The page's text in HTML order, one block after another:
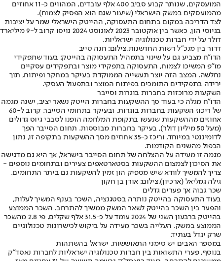
המועסקים, שנותר קבוע סביב 400 אלף עובדים, המהווים כ-11 אחוזים
מהמועסקים במשק הישראלי (שיעור שגם הוא הפסיק לצמוח).
לצד הדריכה במקום בתחום התעסוקה, ההייטק הישראלי שמר על יציבות
בגיוסי הון, כאשר בין אוקטובר 2023 לאוגוסט 2024 גויסו קרוב ל-9 מיליארד
דולר על ידי חברות טכנולוגיה ישראליות.
דרור בין מנכ"ל רשות החדשנות,צילום: חנה טייב
הדו"ח מצביע גם על שינוי בתמהיל התעסוקה בהייטק: בעוד שתפקידי
מו"פ המשיכו לצמוח, התעסוקה בתפקידי מוצר ובתפקידים עסקיים
נחלשה. המצב הזה יוצר תעשייה הממוקדת בעיקר במחקר ופיתוח, תוך
ירידה בתפקידים התומכים בפיתוח המוצר ובתפעול העסקי.
השקעות מרוכזות בחברות בוגרות וסייבר
הדו"ח מגלה כי בעוד סך ההשקעות בחברות הייטק נשאר יציב, ישנה מגמה
של ריכוז השקעות בחברות בוגרות, ובעיקר בתחומי הסייבר. קרוב ל-60
אחוזים מההשקעות שנעשו בתקופת המלחמה הופנו לסבבי גיוס גדולים
(מעל 50 מיליון דולר), בעיקר בחברות מבוססות. תחום הסייבר הפך
לדומיננטי במיוחד, וריכז כ-35 אחוזים מסך ההשקעות בתקופה זו, נתון
הכפול מהשנים הקודמות.
מגמה זו מעידה על ההצלחה של תחום הסייבר בישראל, אך היא גם מדגישה
את הסיכון לצמצום ההשקעות בסטארטאפים צעירים ובתחומים נוספים -
צריך להמשיך לוודא שיש מספיק הון זמין להשקעות גם ביתר התחומים.
גילה גמליאל (ארכיון),צילום: אורן בן חקון
שכר גבוה אך פערים גדלים
בעוד התעסוקה בהייטק נותרה בסטגנציה, השכר בענף המשיך לעלות,
והפער בין השכר בהייטק לשאר המשק ממשיך להתרחב. השכר הממוצע
בהייטק ברבעון השני של 2024 עומד על כ-31.5 אלף שקלים, פי 2.8 מהשכר
הממוצע במשק. העלייה בשכר מעידה על ביקוש לכישרונות טכנולוגיים
שרק יגדל בעתיד.
במספר האבים יש סימני התאוששות, ישראל בהשתהות
בנוסף, פערי התשואות בין חברות טכנולוגיה ישראליות לחברות נאסד"ק